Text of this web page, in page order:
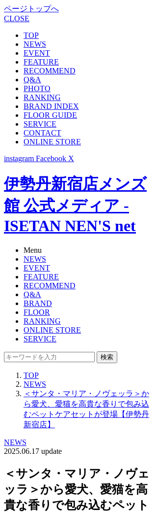
ページトップへ
CLOSE
TOP
NEWS
EVENT
FEATURE
RECOMMEND
Q&A
PHOTO
RANKING
BRAND INDEX
FLOOR GUIDE
SERVICE
CONTACT
ONLINE STORE
instagram Facebook X
伊勢丹新宿店メンズ
館 公式メディア -
ISETAN NEN'S net
Menu
NEWS
EVENT
FEATURE
RECOMMEND
Q&A
BRAND
FLOOR
RANKING
ONLINE STORE
SERVICE
検索
TOP
NEWS
＜サンタ・マリア・ノヴェッラ＞か
ら愛犬、愛猫を高貴な香りで包み込
むペットケアセットが登場【伊勢丹
新宿店】
NEWS
2025.06.17 update
＜サンタ・マリア・ノヴェ
ッラ＞から愛犬、愛猫を高
貴な香りで包み込むペット